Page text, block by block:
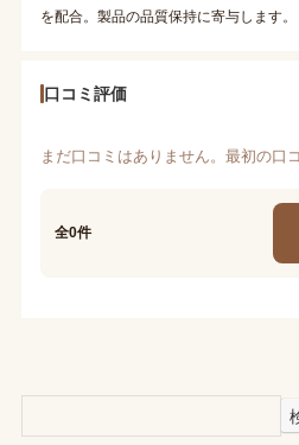
を配合。製品の品質保持に寄与します。
口コミ評価
まだ口コミはありません。最初の口
全0件